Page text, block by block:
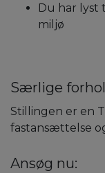
Du har lyst
miljø
Særlige
Stillingen er en
fastansættelse
Ansøg nu: